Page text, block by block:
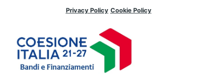
Privacy Policy Cookie Policy